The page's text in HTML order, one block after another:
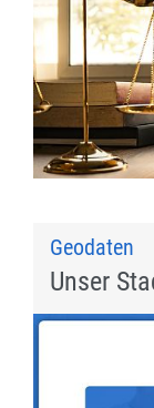
Geodaten
Unser